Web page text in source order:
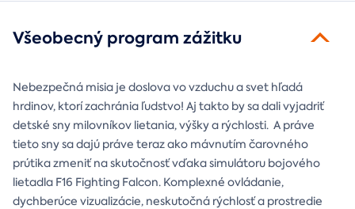
Všeobecný program zážitku
Nebezpečná misia je doslova vo vzduchu a svet hľadá
hrdinov, ktorí zachránia ľudstvo! Aj takto by sa dali vyjadriť
detské sny milovníkov lietania, výšky a rýchlosti. A práve
tieto sny sa dajú práve teraz ako mávnutím čarovného
prútika zmeniť na skutočnosť vďaka simulátoru bojového
lietadla F16 Fighting Falcon. Komplexné ovládanie,
dychberúce vizualizácie, neskutočná rýchlosť a prostredie